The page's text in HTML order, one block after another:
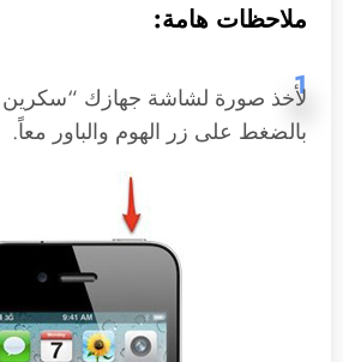
ملاحظات هامة:
1
لأخذ صورة لشاشة جهازك
بالضغط على زر الهوم والباور معاً.